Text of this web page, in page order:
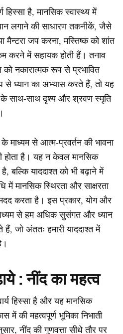
हिस्सा है, मानसिक स्वास्थ्य में
लगाने की साधारण तकनीकें, जैसे
मैन्टरा जप करना, मस्तिष्क को शांत
करने में सहायक होती हैं। तनाव
नकारात्मक रूप से प्रभावित
से ध्यान का अभ्यास करते हैं, तो यह
के साथ-साथ दृश्य और श्रवण स्मृति
माध्यम से आत्म-प्रवर्तन की भावना
होता है। यह न केवल मानसिक
बल्कि याददाश्त को भी बढ़ाने में
मानसिक स्थिरता और साक्षरता
करता है। इस प्रकार, योग और
से हम अधिक सुसंगत और ध्यान
जो अंततः हमारी याददाश्त में
: नींद का महत्व
हिस्सा है और यह मानसिक
में की महत्वपूर्ण भूमिका निभाती
नींद की गुणवत्ता सीधे तौर पर